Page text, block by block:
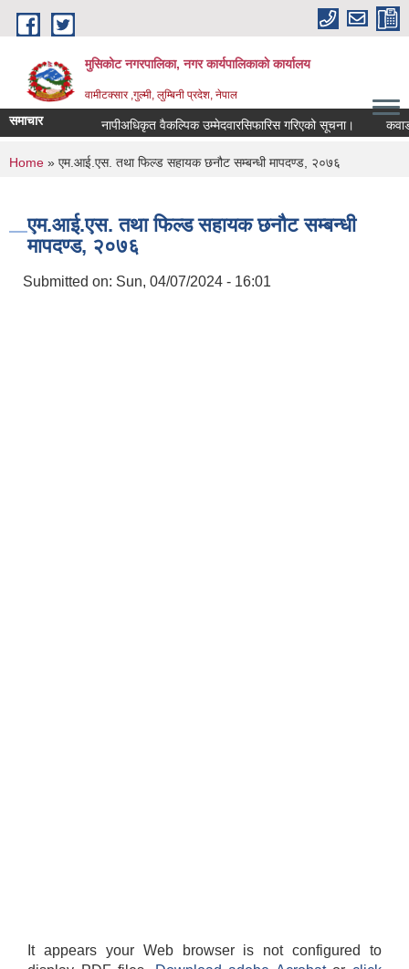
Skip to main content
मुसिकोट नगरपालिका, नगर कार्यपालिकाकाे कार्यालय
वामीटक्सार ,गुल्मी, लुम्बिनी प्रदेश, नेपाल
समाचार नापीअधिकृत वैकल्पिक उम्मेदवारसिफारिस गरिएको सूचना। कवाडी
You are here
Home » एम.आई.एस. तथा फिल्ड सहायक छनौट सम्बन्धी मापदण्ड, २०७६
एम.आई.एस. तथा फिल्ड सहायक छनौट सम्बन्धी
मापदण्ड, २०७६
Submitted on: Sun, 04/07/2024 - 16:01
It appears your Web browser is not configured to